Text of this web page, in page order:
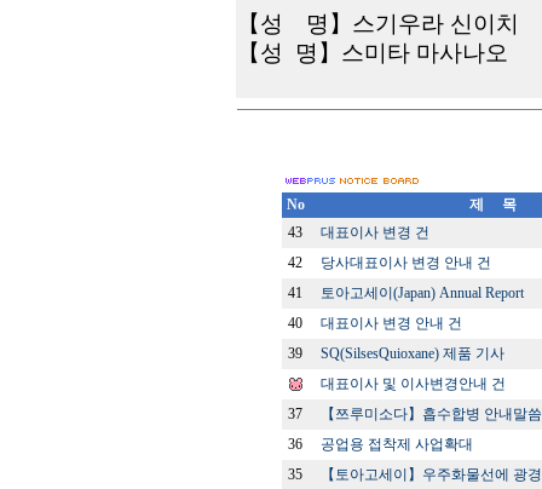
【성 명 】 스기우라 신이치
【성 명 】 스미타 마사나오
No
제 목
43
대표이사 변경 건
42
당사대표이사 변경 안내 건
41
토아고세이(Japan) Annual Report
40
대표이사 변경 안내 건
39
SQ(SilsesQuioxane) 제품 기사
대표이사 및 이사변경안내 건
37
【쯔루미소다】흡수합병 안내말씀
36
공업용 접착제 사업확대
35
【토아고세이】우주화물선에 광